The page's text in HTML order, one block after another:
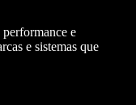
e
e sistemas que